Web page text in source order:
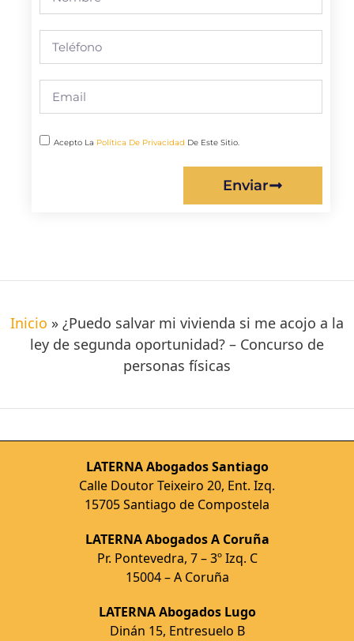
Acepto La Política De Privacidad De Este Sitio.
Enviar
Inicio » ¿Puedo salvar mi vivienda si me acojo a la
ley de segunda oportunidad? – Concurso de
personas físicas
LATERNA Abogados Santiago
Calle Doutor Teixeiro 20, Ent. Izq.
15705 Santiago de Compostela
LATERNA Abogados A Coruña
Pr. Pontevedra, 7 – 3º Izq. C
15004 – A Coruña
LATERNA Abogados Lugo
Dinán 15, Entresuelo B